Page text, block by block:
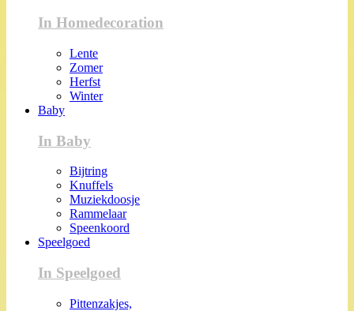
In Homedecoration
Lente
Zomer
Herfst
Winter
Baby
In Baby
Bijtring
Knuffels
Muziekdoosje
Rammelaar
Speenkoord
Speelgoed
In Speelgoed
Pittenzakjes,